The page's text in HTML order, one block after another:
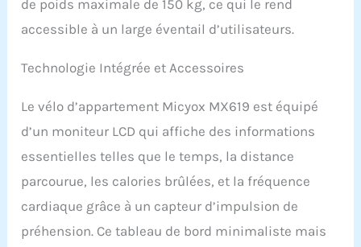
l'entraînement et à
ajuster le programme
portable, vous pouvez
appareil mobile, sport et
divertissement en même
temps. Stable et robuste :
le vélo d'intérieur Micyox
est composé d'un tube
en acier épais de qualité
commerciale, ce qui
confère à ce vélo
de poids maximale de 150 kg, ce qui le rend
accessible à un large éventail d’utilisateurs.
Technologie Intégrée et Accessoires
Le vélo d’appartement Micyox MX619 est équipé
d’un moniteur LCD qui affiche des informations
essentielles telles que le temps, la distance
parcourue, les calories brûlées, et la fréquence
cardiaque grâce à un capteur d’impulsion de
préhension. Ce tableau de bord minimaliste mais